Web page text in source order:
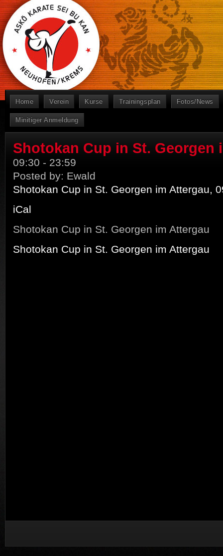
Home Verein Kurse Trainingsplan Fotos/News
Minitiger Anmeldung
Shotokan Cup in St. Georgen
09:30 - 23:59
Posted by: Ewald
Shotokan Cup in St. Georgen im Attergau,
iCal
Shotokan Cup in St. Georgen im Attergau
Shotokan Cup in St. Georgen im Attergau